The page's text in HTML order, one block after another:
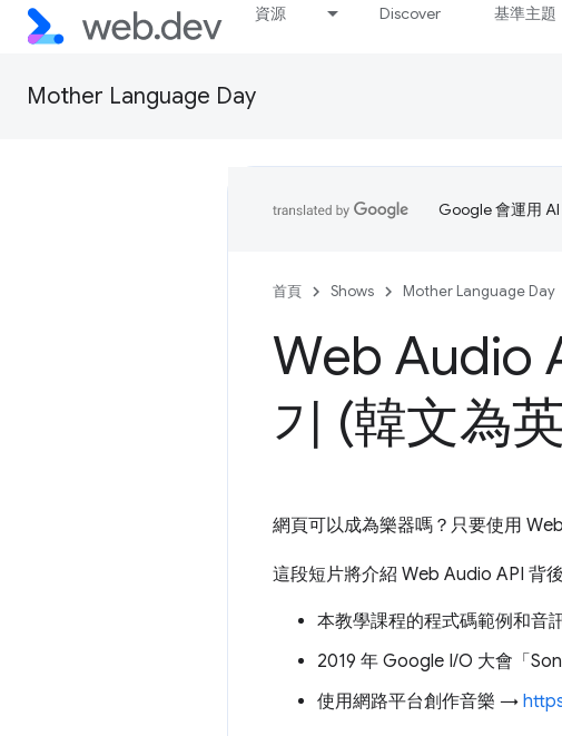
資源 Discover 基準主題
Mother Language Day
Google 會運用
首頁 Shows Mother Language Day
Web Audio
기 (韓文為
網頁可以成為樂器嗎？只要使用
這段短片將介紹 Web Audio API 背
本教學課程的程式碼範例和音
2019 年 Google I/O 大會「
使用網路平台創作音樂 →